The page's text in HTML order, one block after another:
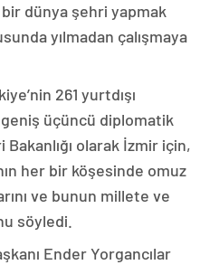
bir dünya şehri yapmak
yılmadan çalışmaya
261 yurtdışı
üçüncü diplomatik
olarak İzmir için,
her bir köşesinde omuz
ve bunun millete ve
söyledi.
Ender Yorgancılar